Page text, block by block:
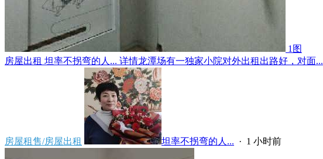
1图
房屋出租 坦率不拐弯的人... 详情龙潭场有一独家小院对外出租出路好，对面...
房屋租售/房屋出租 坦率不拐弯的人... · 1 小时前